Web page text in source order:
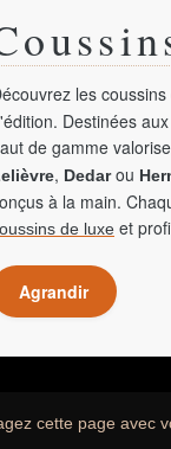
les
Destinées
de gamme
, Dedarou
à la main.
de luxe et
Agrandir
cette page avec